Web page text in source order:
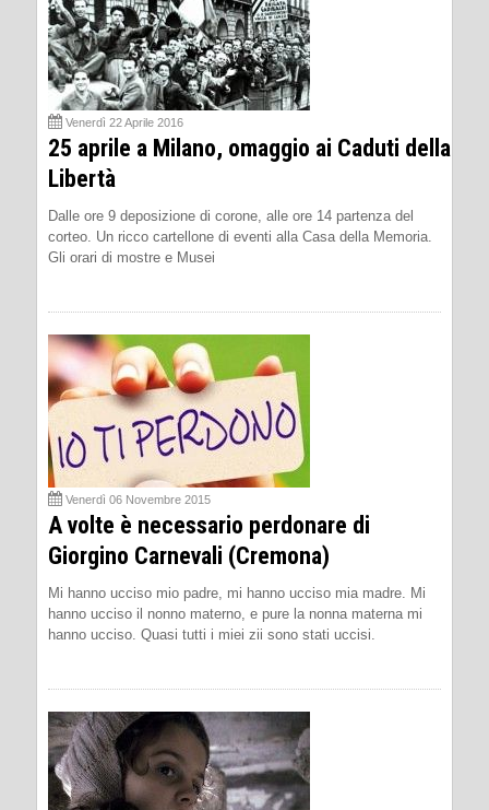
Venerdì 22 Aprile 2016
25 aprile a Milano, omaggio ai Caduti della
Libertà
Dalle ore 9 deposizione di corone, alle ore 14 partenza del
corteo. Un ricco cartellone di eventi alla Casa della Memoria.
Gli orari di mostre e Musei
Venerdì 06 Novembre 2015
A volte è necessario perdonare di
Giorgino Carnevali (Cremona)
Mi hanno ucciso mio padre, mi hanno ucciso mia madre. Mi
hanno ucciso il nonno materno, e pure la nonna materna mi
hanno ucciso. Quasi tutti i miei zii sono stati uccisi.